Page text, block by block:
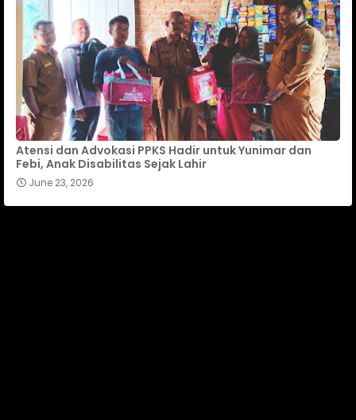
Atensi dan Advokasi PPKS Hadir untuk Yunimar dan
Febi, Anak Disabilitas Sejak Lahir
June 23, 2026